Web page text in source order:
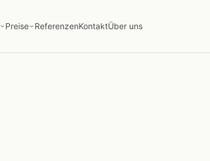
Preise ReferenzenKontaktÜber uns